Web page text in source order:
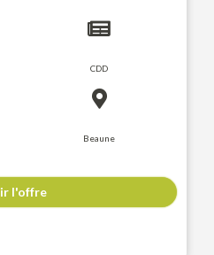
CDD
Beaune
l'offre